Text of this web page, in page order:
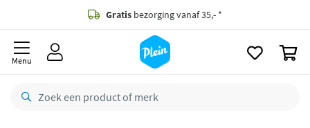
Gratis bezorging vanaf 35,- *
besteld,
retourneren
Menu